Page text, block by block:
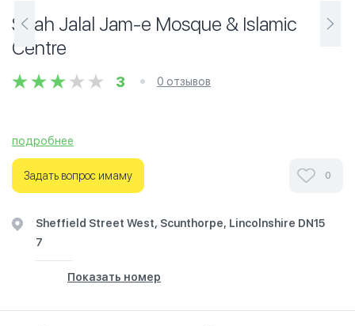
Shah Jalal Jam-e Mosque & Islamic
Centre
3 0 отзывов
подробнее
Задать вопрос имаму 0
Sheffield Street West, Scunthorpe, Lincolnshire DN15
7
Показать номер